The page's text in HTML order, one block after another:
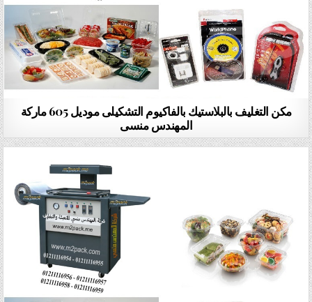
مكن التغليف بالبلاستيك بالفاكيوم التشكيلى موديل 605 ماركة
المهندس منسى